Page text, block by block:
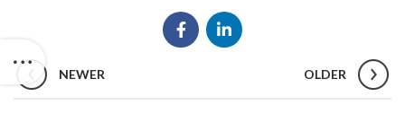
NEWER OLDER